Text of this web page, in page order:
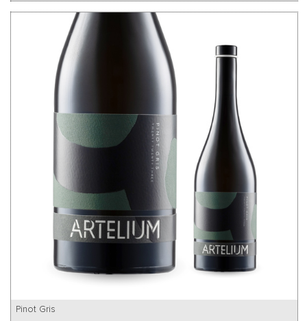
Pinot Gris